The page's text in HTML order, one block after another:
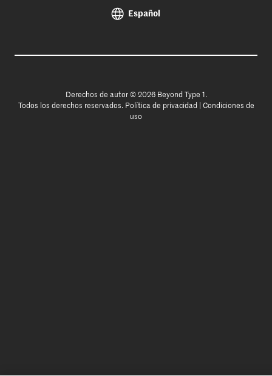
Español
Derechos de autor © 2026 Beyond Type 1.
Todos los derechos reservados. Política de privacidad
Condiciones de
uso